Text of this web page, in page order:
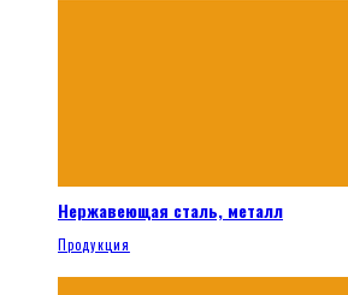
Нержавеющая сталь, металл
Продукция